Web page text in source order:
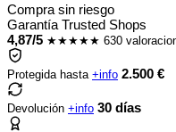
Compra sin riesgo
Garantía Trusted Shops
4,87/5 ★★★★★ 630
Protegida hasta +info 2.500 €
Devolución +info 30 días